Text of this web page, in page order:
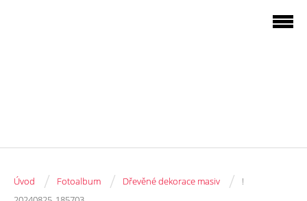
Úvod / Fotoalbum / Dřevěné dekorace masiv /
!